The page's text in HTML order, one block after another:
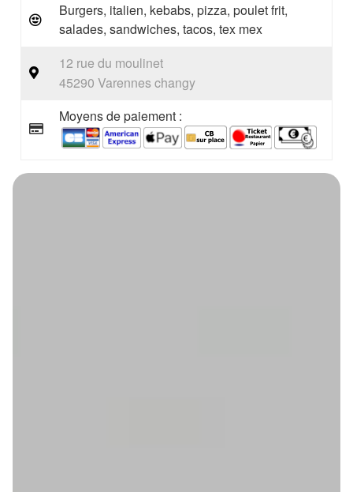
Burgers, italien, kebabs, pizza, poulet frit,
salades, sandwiches, tacos, tex mex
12 rue du moulinet
45290 Varennes changy
Moyens de paiement :